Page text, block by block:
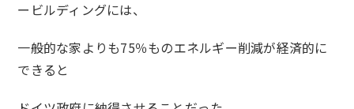
ービルディングには、
一般的な家よりも75％ものエネルギー削減が経済的に
できると